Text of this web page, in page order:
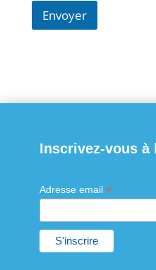
s
g
Envoyer
Inscrivez-vous
Adresse email *